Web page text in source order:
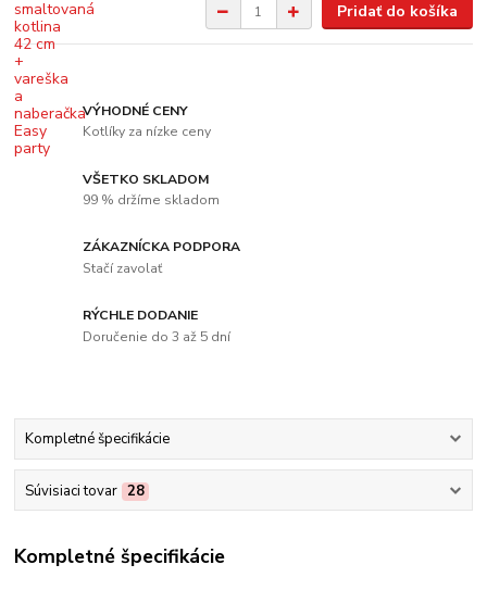
Pridať do košíka
VÝHODNÉ CENY
Kotlíky za nízke ceny
VŠETKO SKLADOM
99 % držíme skladom
ZÁKAZNÍCKA PODPORA
Stačí zavolať
RÝCHLE DODANIE
Doručenie do 3 až 5 dní
Kompletné špecifikácie
Súvisiaci tovar 28
Kompletné špecifikácie